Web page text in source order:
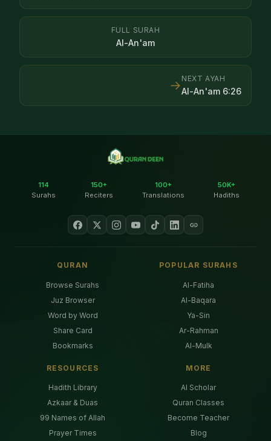
FULL SURAH
Al-An'am
NEXT AYAH
Al-An'am 6:26
→
114
Surahs
150+
Reciters
100+
Translations
50K+
Hadiths
QURAN
Browse Surahs
Juz Browser
Word by Word
Share Card
Bookmarks
POPULAR SURAHS
Al-Fatiha
Al-Baqara
Ya-Sin
Ar-Rahman
Al-Mulk
RESOURCES
Hadith Library
Azkaar & Duas
99 Names of Allah
Prayer Times
MORE
AI Scholar
Quran Classes
Become Teacher
Blog